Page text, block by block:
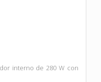
interno de 280 W con